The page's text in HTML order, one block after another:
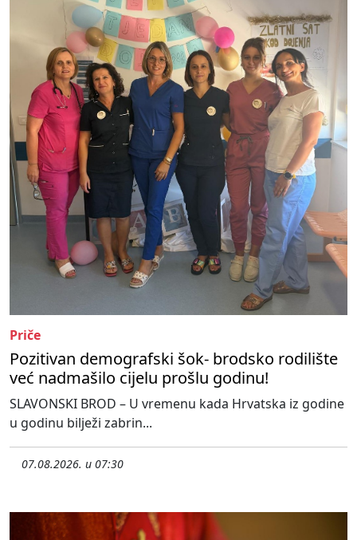
Priče
Pozitivan demografski šok- brodsko rodilište
već nadmašilo cijelu prošlu godinu!
SLAVONSKI BROD – U vremenu kada Hrvatska iz godine
u godinu bilježi zabrin...
07.08.2026. u 07:30